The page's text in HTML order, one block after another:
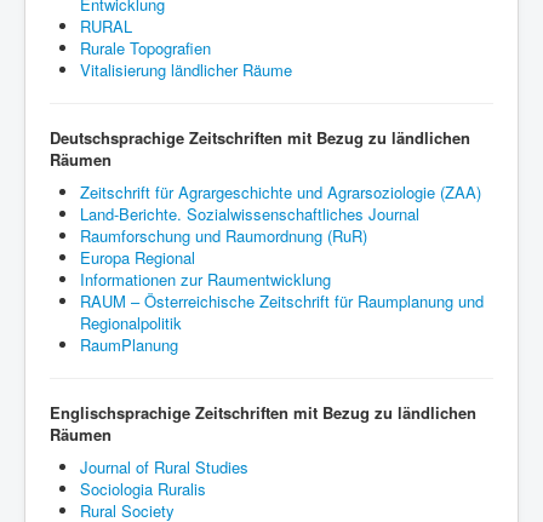
RURAL
Rurale Topografien
Vitalisierung ländlicher Räume
Deutschsprachige Zeitschriften mit Bezug zu ländlichen
Räumen
Zeitschrift für Agrargeschichte und Agrarsoziologie (ZAA)
Land-Berichte. Sozialwissenschaftliches Journal
Raumforschung und Raumordnung (RuR)
Europa Regional
Informationen zur Raumentwicklung
RAUM – Österreichische Zeitschrift für Raumplanung und
Regionalpolitik
RaumPlanung
Englischsprachige Zeitschriften mit Bezug zu ländlichen
Räumen
Journal of Rural Studies
Sociologia Ruralis
Rural Society